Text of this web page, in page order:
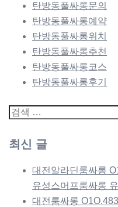
탄방동풀싸롱문의
탄방동풀싸롱예약
탄방동풀싸롱위치
탄방동풀싸롱추천
탄방동풀싸롱코스
탄방동풀싸롱후기
검
최신 글
대전알라딘룸싸롱
유성스머프룸싸롱
대전룸싸롱